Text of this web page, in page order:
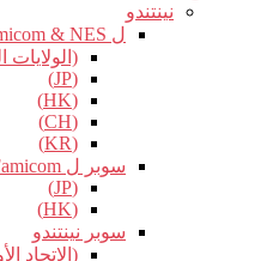
نينتندو
ل Famicom & NES
(الولايات
(JP)
(HK)
(CH)
(KR)
سوبر ل Famicom
(JP)
(HK)
سوبر نينتندو
(الاتحاد